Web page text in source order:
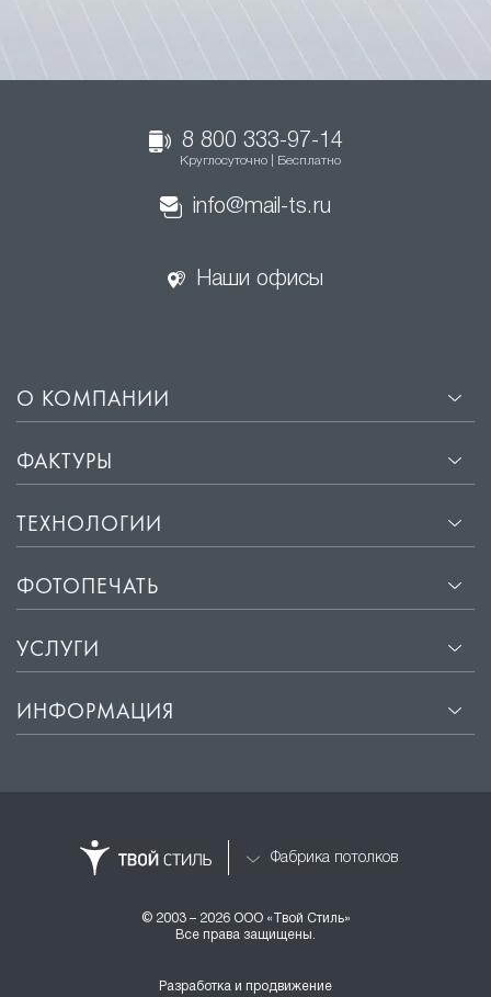
8 800 333-97-14
Круглосуточно | Бесплатно
info@mail-ts.ru
Наши офисы
О КОМПАНИИ
ФАКТУРЫ
ТЕХНОЛОГИИ
ФОТОПЕЧАТЬ
УСЛУГИ
ИНФОРМАЦИЯ
Фабрика потолков
© 2003 – 2026 ООО «Твой Стиль»
Все права защищены.
Разработка и продвижение